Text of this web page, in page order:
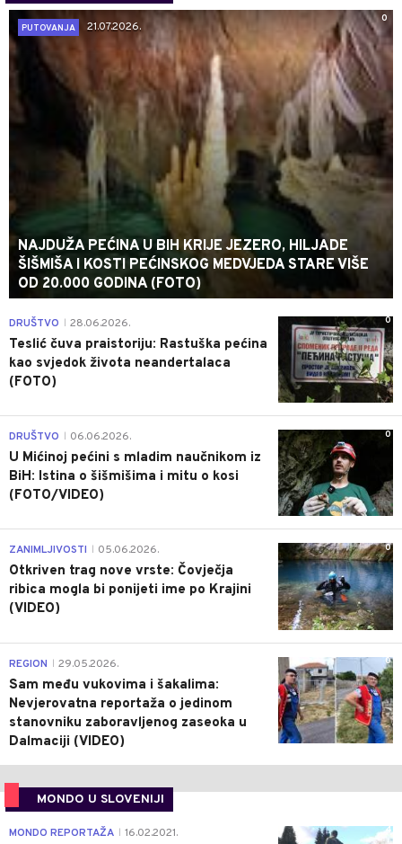
0
PUTOVANJA
21.07.2026.
NAJDUŽA PEĆINA U BIH KRIJE JEZERO, HILJADE
ŠIŠMIŠA I KOSTI PEĆINSKOG MEDVJEDA STARE VIŠE
OD 20.000 GODINA (FOTO)
0
DRUŠTVO 28.06.2026.
Teslić čuva praistoriju: Rastuška pećina
kao svjedok života neandertalaca
(FOTO)
0
DRUŠTVO 06.06.2026.
U Mićinoj pećini s mladim naučnikom iz
BiH: Istina o šišmišima i mitu o kosi
(FOTO/VIDEO)
0
ZANIMLJIVOSTI 05.06.2026.
Otkriven trag nove vrste: Čovječja
ribica mogla bi ponijeti ime po Krajini
(VIDEO)
0
REGION 29.05.2026.
Sam među vukovima i šakalima:
Nevjerovatna reportaža o jedinom
stanovniku zaboravljenog zaseoka u
Dalmaciji (VIDEO)
MONDO U SLOVENIJI
4
MONDO REPORTAŽA 16.02.2021.